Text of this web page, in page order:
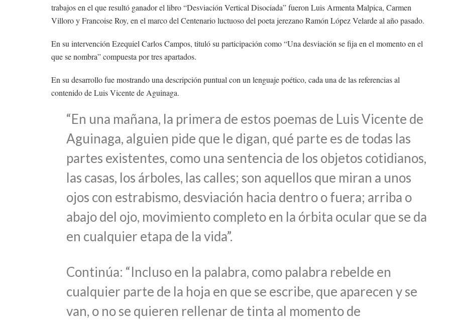
trabajos en el que resultó ganador el libro “Desviación Vertical Disociada” fueron Luis Armenta Malpica, Carmen
Villoro y Francoise Roy, en el marco del Centenario luctuoso del poeta jerezano Ramón López Velarde al año pasado.
En su intervención Ezequiel Carlos Campos, tituló su participación como “Una desviación se fija en el momento en el
que se nombra” compuesta por tres apartados.
En su desarrollo fue mostrando una descripción puntual con un lenguaje poético, cada una de las referencias al
contenido de Luis Vicente de Aguinaga.
“En una mañana, la primera de estos poemas de Luis Vicente de
Aguinaga, alguien pide que le digan, qué parte es de todas las
partes existentes, como una sentencia de los objetos cotidianos,
las casas, los árboles, las calles; son aquellos que miran a unos
ojos con estrabismo, desviación hacia dentro o fuera; arriba o
abajo del ojo, movimiento completo en la órbita ocular que se da
en cualquier etapa de la vida”.
Continúa: “Incluso en la palabra, como palabra rebelde en
cualquier parte de la hoja en que se escribe, que aparecen y se
van, o no se quieren rellenar de tinta al momento de